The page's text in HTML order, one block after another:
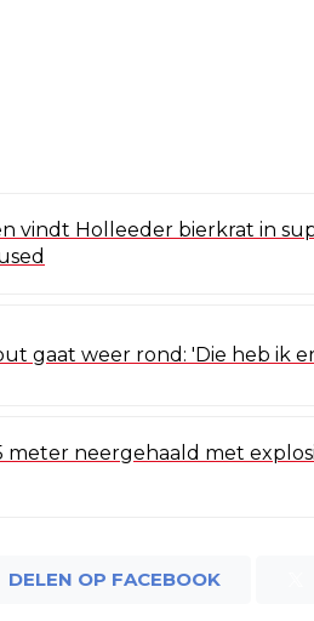
vindt Holleeder bierkrat in
gaat weer rond: 'Die heb ik
meter neergehaald met
DELEN OP FACEBOOK